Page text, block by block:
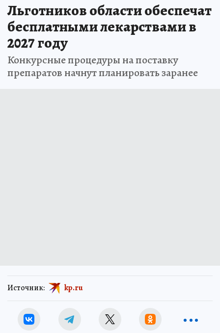
Льготников области обеспечат
бесплатными лекарствами в
2027 году
Конкурсные процедуры на поставку
препаратов начнут планировать заранее
Источник: kp.ru